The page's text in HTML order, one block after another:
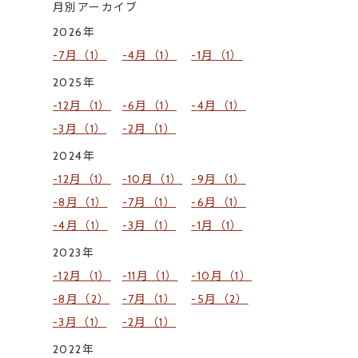
月別アーカイブ
2026年
7月（1）
4月（1）
1月（1）
2025年
12月（1）
6月（1）
4月（1）
3月（1）
2月（1）
2024年
12月（1）
10月（1）
9月（1）
8月（1）
7月（1）
6月（1）
4月（1）
3月（1）
1月（1）
2023年
12月（1）
11月（1）
10月（1）
8月（2）
7月（1）
5月（2）
3月（1）
2月（1）
2022年